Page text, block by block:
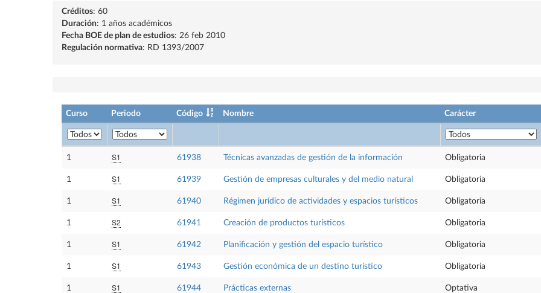
Créditos: 60
Duración: 1 años académicos
Fecha BOE de plan de estudios: 26 feb 2010
Regulación normativa: RD 1393/2007
Curso Periodo Código Nombre Carácter
1 S1 61938 Técnicas avanzadas de gestión de la información Obligatoria
1 S1 61939 Gestión de empresas culturales y del medio natural Obligatoria
1 S1 61940 Régimen jurídico de actividades y espacios turísticos Obligatoria
1 S2 61941 Creación de productos turísticos Obligatoria
1 S1 61942 Planificación y gestión del espacio turístico Obligatoria
1 S1 61943 Gestión económica de un destino turístico Obligatoria
1 S1 61944 Prácticas externas Optativa